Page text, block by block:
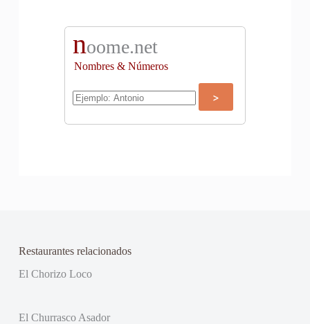
noome.net
Nombres & Números
Restaurantes relacionados
El Chorizo Loco
El Churrasco Asador